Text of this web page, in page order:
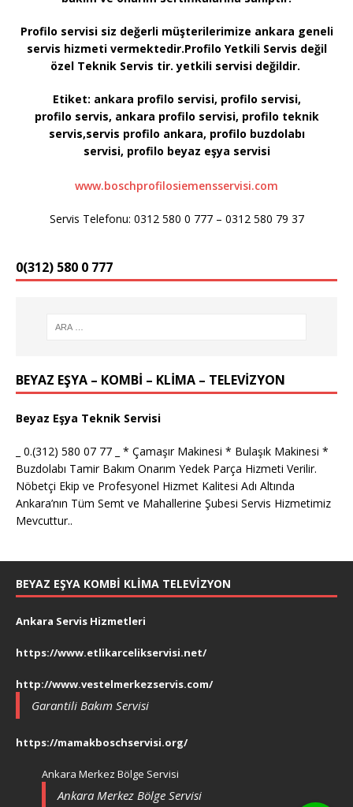
Profilo servisi siz değerli müşterilerimize ankara geneli
servis hizmeti vermektedir.Profilo Yetkili Servis değil
özel Teknik Servis tir. yetkili servisi değildir.
Etiket: ankara profilo servisi, profilo servisi,
profilo servis, ankara profilo servisi, profilo teknik
servis,servis profilo ankara, profilo buzdolabı
servisi, profilo beyaz eşya servisi
www.boschprofilosiemensservisi.com
Servis Telefonu: 0312 580 0 777 – 0312 580 79 37
0(312) 580 0 777
BEYAZ EŞYA – KOMBİ – KLİMA – TELEVİZYON
Beyaz Eşya Teknik Servisi
_ 0.(312) 580 07 77 _ * Çamaşır Makinesi * Bulaşık Makinesi *
Buzdolabı Tamir Bakım Onarım Yedek Parça Hizmeti Verilir.
Nöbetçi Ekip ve Profesyonel Hizmet Kalitesi Adı Altında
Ankara’nın Tüm Semt ve Mahallerine Şubesi Servis Hizmetimiz
Mevcuttur..
BEYAZ EŞYA KOMBI KLIMA TELEVIZYON
Ankara Servis Hizmetleri
https://www.etlikarcelikservisi.net/
http://www.vestelmerkezservis.com/
Garantili Bakım Servisi
https://mamakboschservisi.org/
Ankara Merkez Bölge Servisi
Ankara Merkez Bölge Servisi